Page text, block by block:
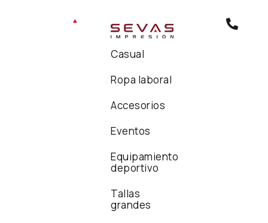
Casual
Ropa laboral
Accesorios
Eventos
Equipamiento
deportivo
Tallas
grandes